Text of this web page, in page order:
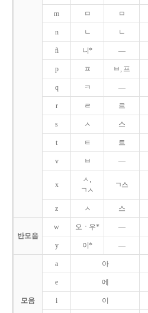
m ㅁ ㅁ
n ㄴ ㄴ
ñ 니* ―
p ㅍ ㅂ, 프
q ㅋ ―
r ㄹ 르
s ㅅ 스
t ㅌ 트
v ㅂ ―
x
ㅅ,
ㄱㅅ
ㄱ스
z ㅅ 스
반모음
w 오ㆍ우* ―
y 이* ―
모음
a 아
e 에
i 이